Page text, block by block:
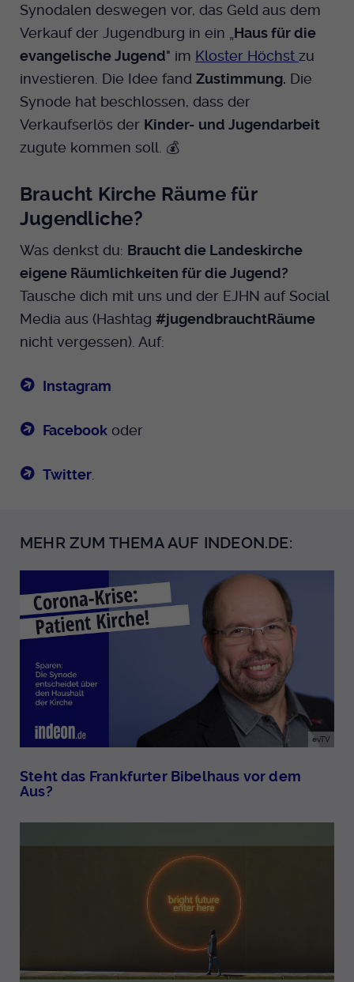
Synodalen deswegen vor, das Geld aus dem
Verkauf der Jugendburg in ein „ Haus für die
evangelische Jugend" im Kloster Höchst zu
investieren. Die Idee fand Zustimmung. Die
Synode hat beschlossen, dass der
Verkaufserlös der Kinder- und Jugendarbeit
zugute kommen soll. 💰
Braucht Kirche Räume für
Jugendliche?
Was denkst du: Braucht die Landeskirche
eigene Räumlichkeiten für die Jugend?
Tausche dich mit uns und der EJHN auf Social
Media aus (Hashtag #jugendbrauchtRäume
nicht vergessen). Auf:
Instagram
Facebook oder
Twitter.
MEHR ZUM THEMA AUF INDEON.DE:
evTV
Steht das Frankfurter Bibelhaus vor dem
Aus?